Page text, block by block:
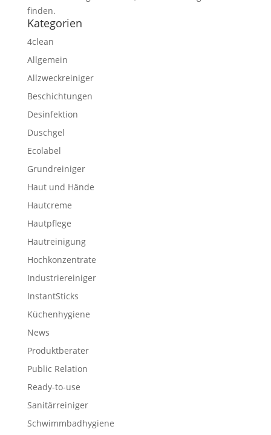
finden.
Kategorien
4clean
Allgemein
Allzweckreiniger
Beschichtungen
Desinfektion
Duschgel
Ecolabel
Grundreiniger
Haut und Hände
Hautcreme
Hautpflege
Hautreinigung
Hochkonzentrate
Industriereiniger
InstantSticks
Küchenhygiene
News
Produktberater
Public Relation
Ready-to-use
Sanitärreiniger
Schwimmbadhygiene